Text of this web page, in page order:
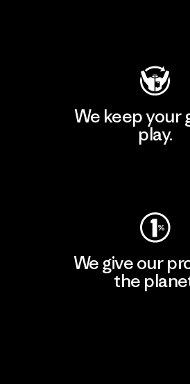
We keep your
play.
We give our
the